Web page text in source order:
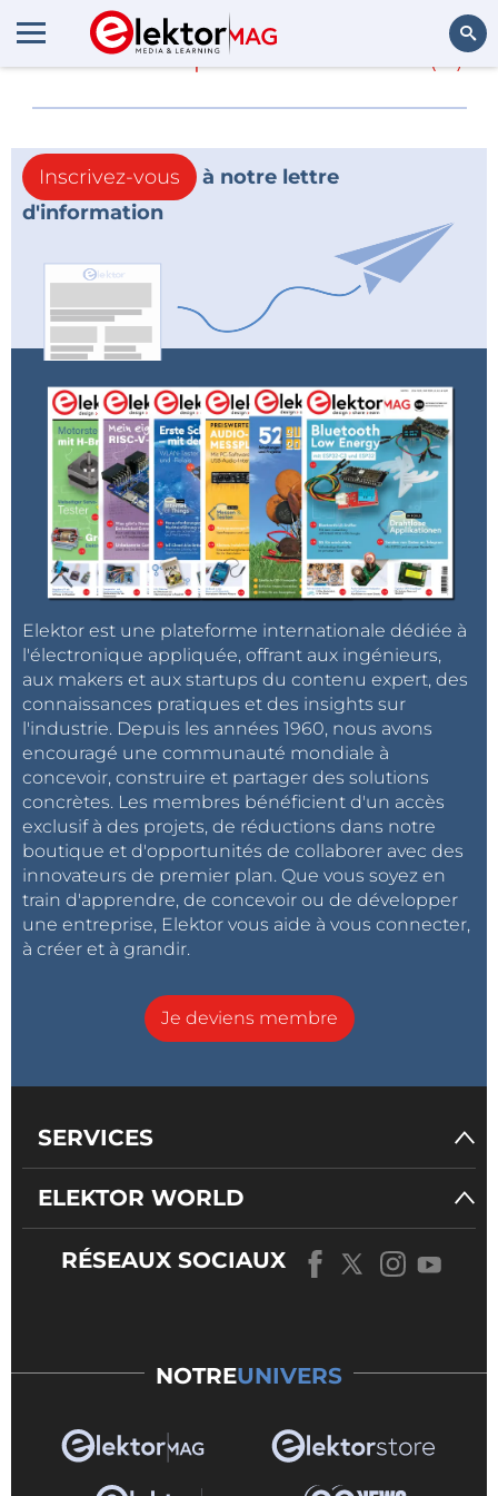
En savoir plus sur (0)
Inscrivez-vous
à notre lettre
d'information
Elektor est une plateforme internationale dédiée à
l'électronique appliquée, offrant aux ingénieurs,
aux makers et aux startups du contenu expert, des
connaissances pratiques et des insights sur
l'industrie. Depuis les années 1960, nous avons
encouragé une communauté mondiale à
concevoir, construire et partager des solutions
concrètes. Les membres bénéficient d'un accès
exclusif à des projets, de réductions dans notre
boutique et d'opportunités de collaborer avec des
innovateurs de premier plan. Que vous soyez en
train d'apprendre, de concevoir ou de développer
une entreprise, Elektor vous aide à vous connecter,
à créer et à grandir.
Je deviens membre
SERVICES
ELEKTOR WORLD
RÉSEAUX SOCIAUX
NOTREUNIVERS